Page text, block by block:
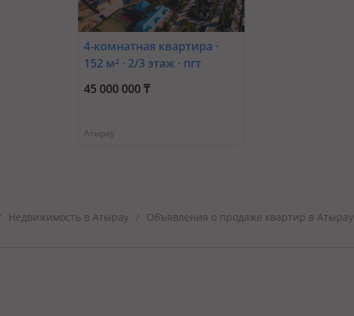
4-комнатная квартира ·
152 м² · 2/3 этаж · пгт
Балыкши, Иван
Полковников 17
45 000 000 ₸
Атырау
Недвижимость в Атырау / Объявления о продаже квартир в Атырау